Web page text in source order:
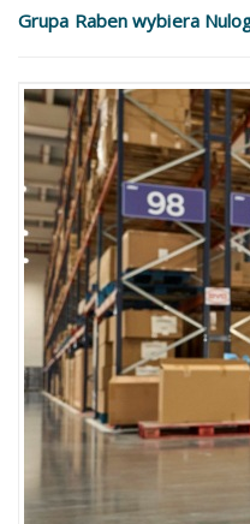
Grupa Raben wybiera